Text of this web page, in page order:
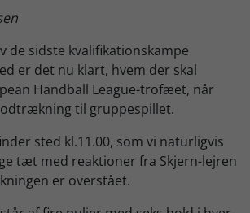
Prix
de sidste kvalifikationskampe
er det nu klart, hvem der skal
Handball League-trofæet, når
til gruppespillet.
sted kl.11.00, som vi naturligvis
tæt med reaktioner fra Skjern-lejren
er overstået.